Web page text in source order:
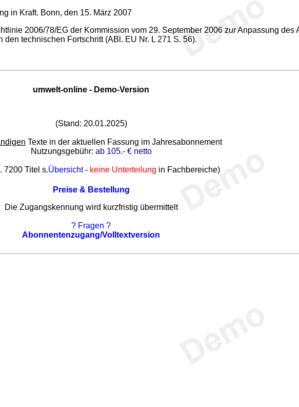
in Kraft. Bonn, den 15. März 2007
2006/78/EG der Kommission vom 29. September 2006 zur Anpassung des
technischen Fortschritt (ABl. EU Nr. L 271 S. 56).
umwelt-online - Demo-Version
(Stand: 20.01.2025)
Texte in der aktuellen Fassung im Jahresabonnement
Nutzungsgebühr: ab 105.- € netto
7200 Titel s.Übersicht- keine Unterteilung in Fachbereiche)
Preise & Bestellung
Die Zugangskennung wird kurzfristig übermittelt
? Fragen ?
Abonnentenzugang/Volltextversion